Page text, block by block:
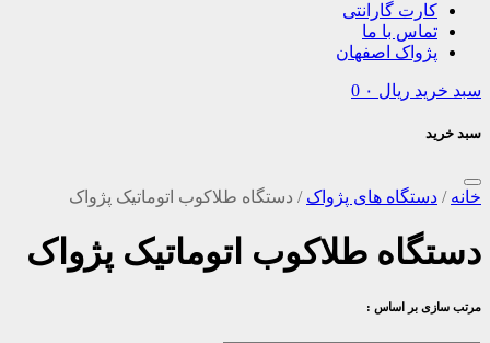
کارت گارانتی
تماس با ما
پژواک اصفهان
سبد خرید ریال 0
سبد خرید
خانه / دستگاه های پژواک / دستگاه طلاکوب اتوماتیک پژواک
دستگاه طلاکوب اتوماتیک پژواک
مرتب سازی بر اساس :